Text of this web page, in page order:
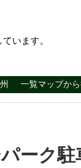
います。
一覧マップか
ーク駐